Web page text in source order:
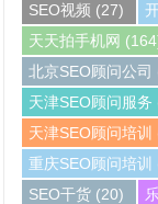
SEO视频 (27)
天天拍手机网
北京SEO顾问公司
天津SEO顾问服务
天津SEO顾问培训
重庆SEO顾问培训
SEO干货 (20)